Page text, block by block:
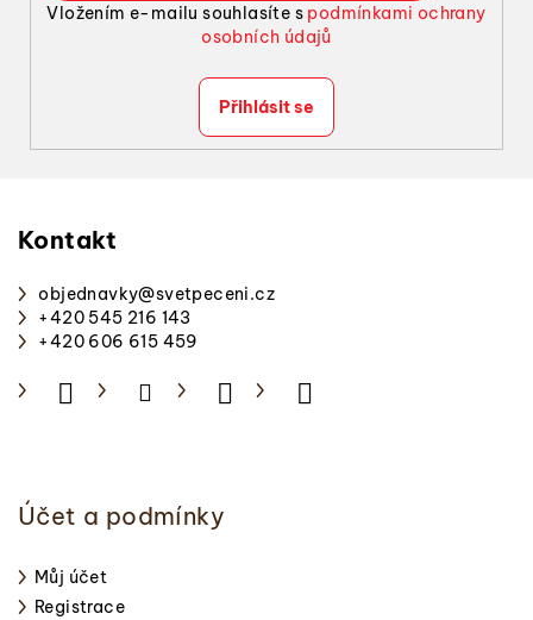
Vložením e-mailu souhlasíte s podmínkami ochrany
osobních údajů
Přihlásit se
Kontakt
objednavky@svetpeceni.cz
+420 545 216 143
+420 606 615 459
Účet a podmínky
Můj účet
Registrace